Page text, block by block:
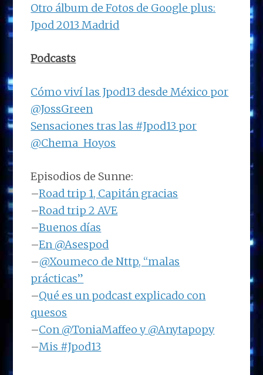
Otro álbum de Fotos de Google plus:
Jpod 2013 Madrid
Podcasts
Cómo viví las Jpod13 desde México por
@JossGreen
Sensaciones tras las #Jpod13 por
@Chema_Hoyos
Episodios de Sunne:
–Road trip 1, Capitán gracias
–Road trip 2 AVE
–Buenos días
–En @Asespod
–@Xoumeco de Nttp, “malas
prácticas”
–Qué es un podcast explicado con
quesos
–Con @ToniaMaffeo y @Anytapopy
–Mis #Jpod13